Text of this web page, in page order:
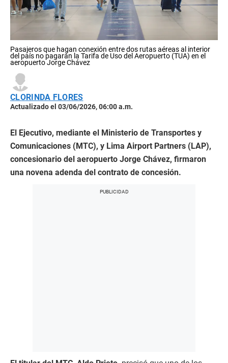
Pasajeros que hagan conexión entre dos rutas aéreas al interior
del país no pagarán la Tarifa de Uso del Aeropuerto (TUA) en el
aeropuerto Jorge Chávez
CLORINDA FLORES
Actualizado el 03/06/2026, 06:00 a.m.
El Ejecutivo, mediante el Ministerio de Transportes y
Comunicaciones (MTC), y Lima Airport Partners (LAP),
concesionario del aeropuerto Jorge Chávez, firmaron
una novena adenda del contrato de concesión.